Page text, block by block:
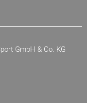
GmbH & Co. KG